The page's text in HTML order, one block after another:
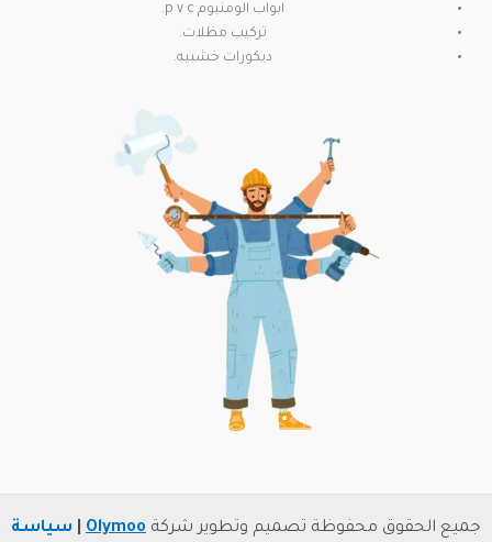
ابواب الومنيوم p v c.
تركيب مظلات.
ديكورات خشبيه.
جميع الحقوق محفوظة تصميم وتطوير شركة Olymoo سياسة